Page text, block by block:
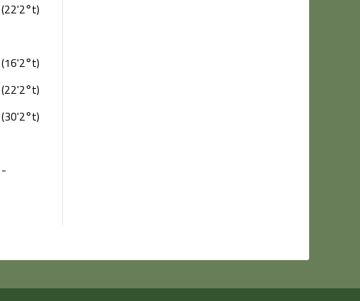
(22'2°t)
(16'2°t)
(22'2°t)
(30'2°t)
-